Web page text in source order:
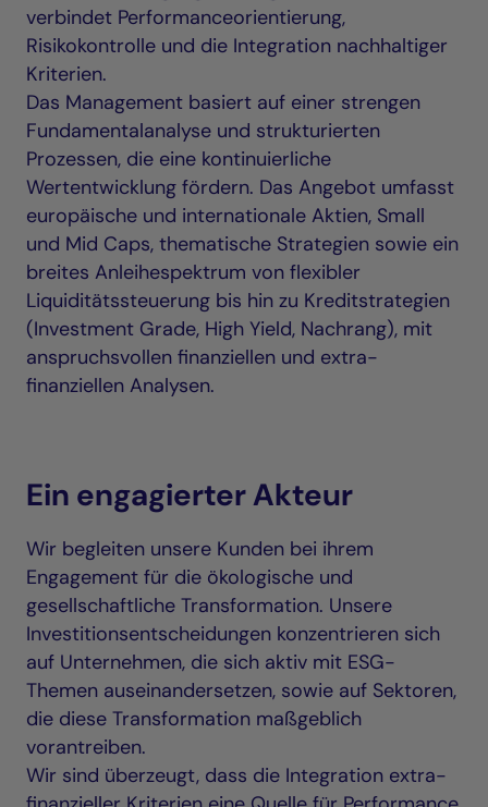
verbindet Performanceorientierung,
Risikokontrolle und die Integration nachhaltiger
Kriterien.
Das Management basiert auf einer strengen
Fundamentalanalyse und strukturierten
Prozessen, die eine kontinuierliche
Wertentwicklung fördern. Das Angebot umfasst
europäische und internationale Aktien, Small
und Mid Caps, thematische Strategien sowie ein
breites Anleihespektrum von flexibler
Liquiditätssteuerung bis hin zu Kreditstrategien
(Investment Grade, High Yield, Nachrang), mit
anspruchsvollen finanziellen und extra-
finanziellen Analysen.
Ein engagierter Akteur
Wir begleiten unsere Kunden bei ihrem
Engagement für die ökologische und
gesellschaftliche Transformation. Unsere
Investitionsentscheidungen konzentrieren sich
auf Unternehmen, die sich aktiv mit ESG-
Themen auseinandersetzen, sowie auf Sektoren,
die diese Transformation maßgeblich
vorantreiben.
Wir sind überzeugt, dass die Integration extra-